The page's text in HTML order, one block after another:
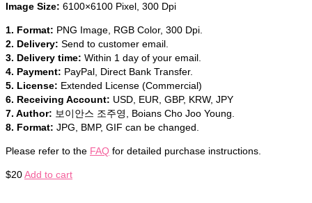
Image Size: 6100×6100 Pixel, 300 Dpi
1. Format: PNG Image, RGB Color, 300 Dpi.
2. Delivery: Send to customer email.
3. Delivery time: Within 1 day of your email.
4. Payment: PayPal, Direct Bank Transfer.
5. License: Extended License (Commercial)
6. Receiving Account: USD, EUR, GBP, KRW, JPY
7. Author: 보이안스 조주영, Boians Cho Joo Young.
8. Format: JPG, BMP, GIF can be changed.
Please refer to the FAQ for detailed purchase instructions.
$20Add to cart